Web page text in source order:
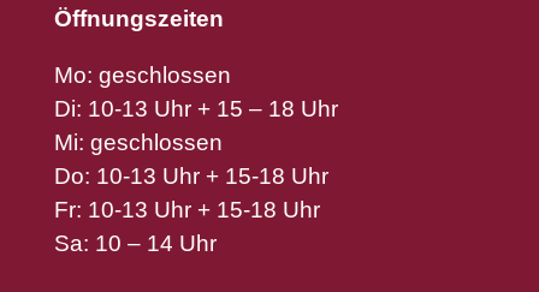
Öffnungszeiten
Mo: geschlossen
Di: 10-13 Uhr + 15 – 18 Uhr
Mi: geschlossen
Do: 10-13 Uhr + 15-18 Uhr
Fr: 10-13 Uhr + 15-18 Uhr
Sa: 10 – 14 Uhr